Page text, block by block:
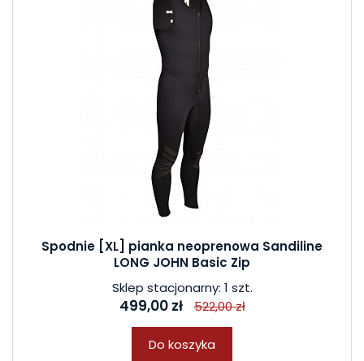
Spodnie [XL] pianka neoprenowa Sandiline
LONG JOHN Basic Zip
Sklep stacjonarny: 1 szt.
499,00 zł 522,00 zł
Do koszyka